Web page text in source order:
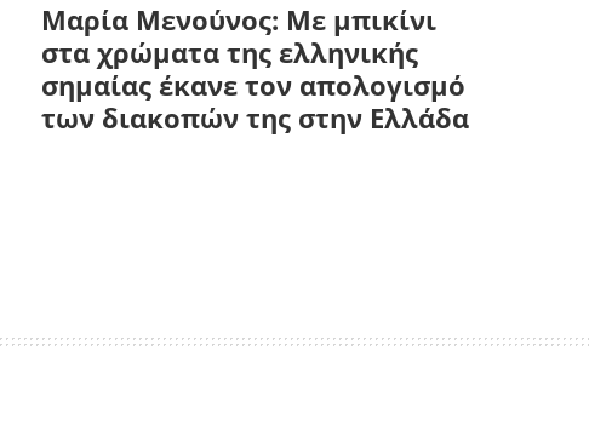
Μαρία Μενούνος: Με μπικίνι
στα χρώματα της ελληνικής
σημαίας έκανε τον απολογισμό
των διακοπών της στην Ελλάδα